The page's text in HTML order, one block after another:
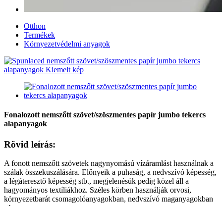
Otthon
Termékek
Környezetvédelmi anyagok
Fonalozott nemszőtt szövet/szöszmentes papír jumbo tekercs
alapanyagok
Rövid leírás:
A fonott nemszőtt szövetek nagynyomású vízáramlást használnak a
szálak összekuszálására. Előnyeik a puhaság, a nedvszívó képesség,
a légáteresztő képesség stb., megjelenésük pedig közel áll a
hagyományos textíliákhoz. Széles körben használják orvosi,
környezetbarát csomagolóanyagokban, nedvszívó maganyagokban